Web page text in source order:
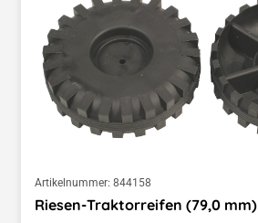
Artikelnummer: 844158
Riesen-Traktorreifen (79,0 mm)